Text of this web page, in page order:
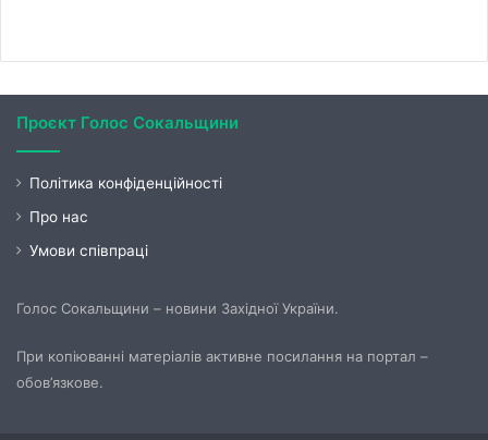
Проєкт Голос Сокальщини
Політика конфіденційності
Про нас
Умови співпраці
Голос Сокальщини – новини Західної України.
При копіюванні матеріалів активне посилання на портал –
обов’язкове.